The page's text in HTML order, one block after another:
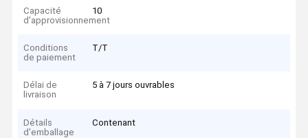
Capacité
d'approvisionnement
10
Conditions
de paiement
T/T
Délai de
livraison
5 à 7 jours ouvrables
Détails
d'emballage
Contenant